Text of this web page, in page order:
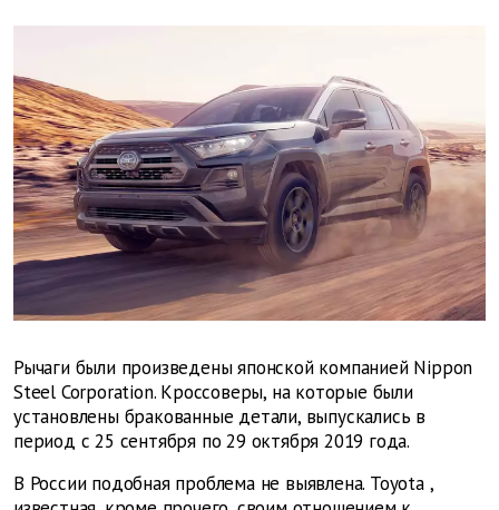
Рычаги были произведены японской компанией Nippon
Steel Corporation. Кроссоверы, на которые были
установлены бракованные детали, выпускались в
период с 25 сентября по 29 октября 2019 года.
В России подобная проблема не выявлена. Toyota ,